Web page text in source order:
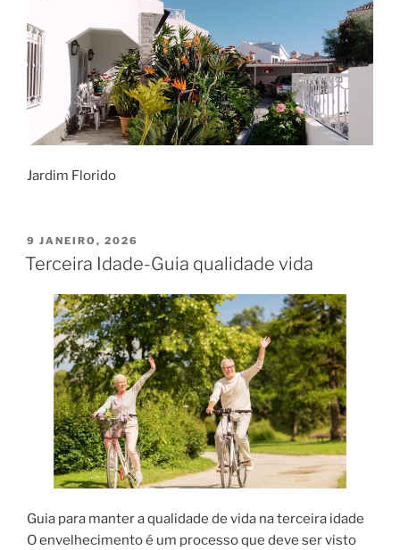
Jardim Florido
PUBLICADO
EM
9 JANEIRO, 2026
Terceira Idade-Guia qualidade vida
Guia para manter a qualidade de vida na terceira idade
O envelhecimento é um processo que deve ser visto